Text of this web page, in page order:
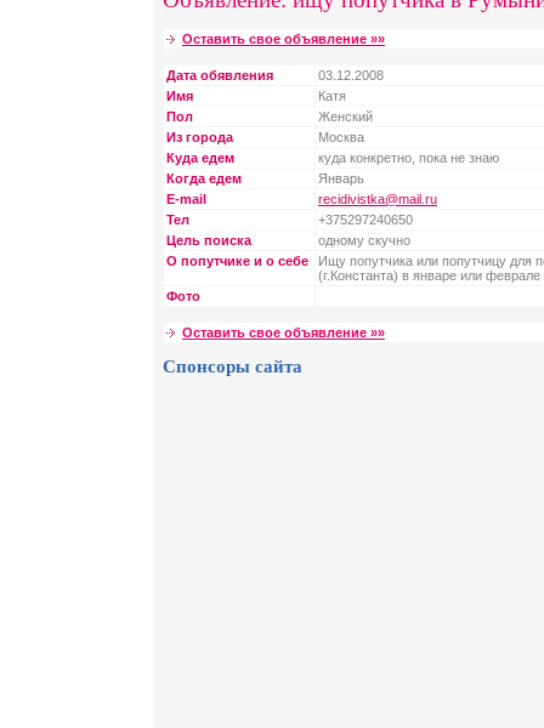
Оставить свое объявление »»
Дата обявления
03.12.2008
Имя
Катя
Пол
Женский
Из города
Москва
Куда едем
куда конкретно, пока не знаю
Когда едем
Январь
E-mail
recidivistka@mail.ru
Тел
+375297240650
Цель поиска
одному скучно
О попутчике и о себе
Ищу попутчика или попутчицу для
(г.Константа) в январе или
Фото
Оставить свое объявление »»
Спонсоры сайта